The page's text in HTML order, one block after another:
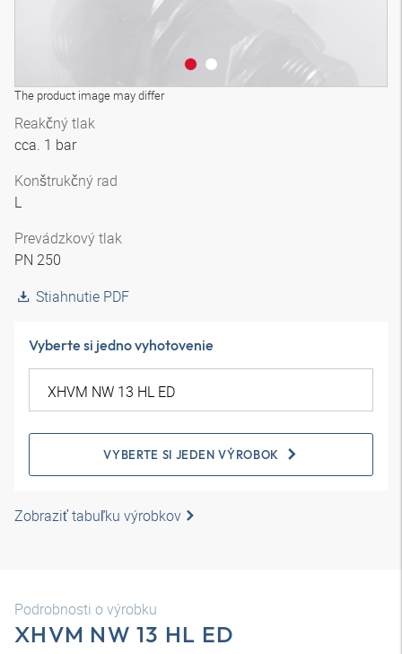
The product image may differ
Reakčný tlak
cca. 1 bar
Konštrukčný rad
L
Prevádzkový tlak
PN 250
Stiahnutie PDF
Vyberte si jedno vyhotovenie
VYBERTE SI JEDEN VÝROBOK
Zobraziť tabuľku výrobkov
Podrobnosti o výrobku
XHVM NW 13 HL ED